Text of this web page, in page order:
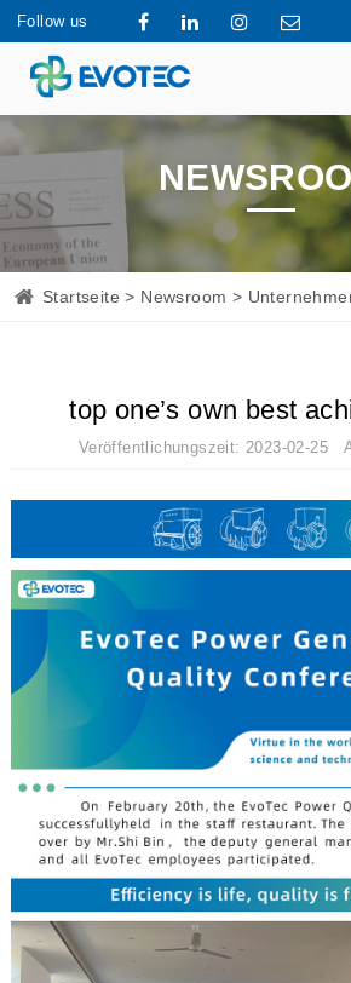
Follow us
Startseite > Newsroom >
top one’s own best
Veröffentlichungszeit: 2023-02-25